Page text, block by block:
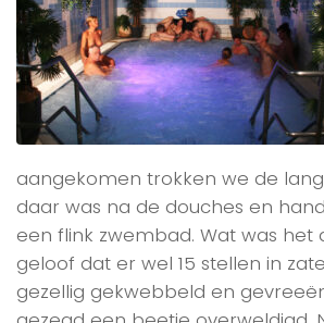
aangekomen trokken we de
daar was na de douches en
een flink zwembad. Wat was het
geloof dat er wel 15 stellen in
gezellig gekwebbeld en